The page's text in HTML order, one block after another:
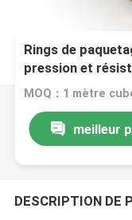
Rings de
pression et
MOQ：1 mètre
meilleur
DESCRIPTION DE